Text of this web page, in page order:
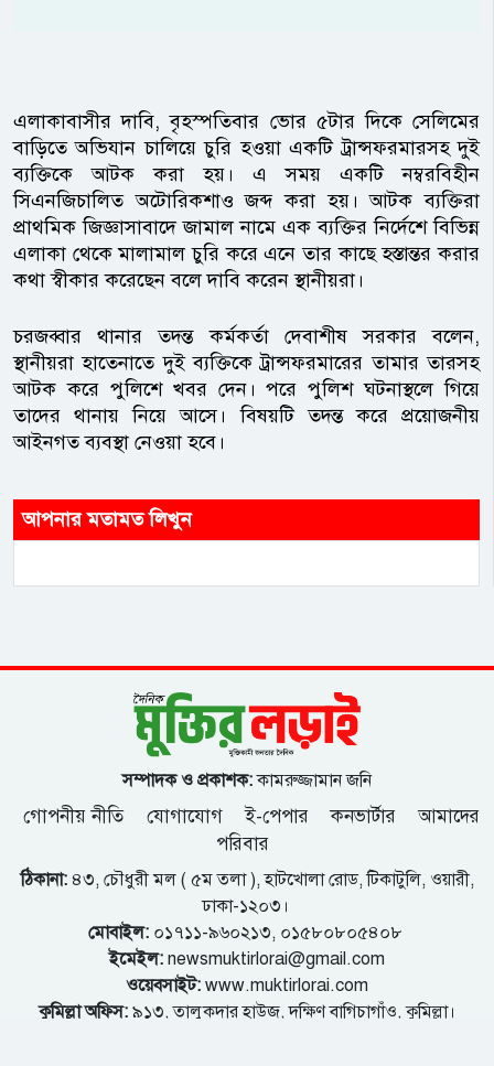
এলাকাবাসীর দাবি, বৃহস্পতিবার ভোর ৫টার দিকে সেলিমের
বাড়িতে অভিযান চালিয়ে চুরি হওয়া একটি ট্রান্সফরমারসহ দুই
ব্যক্তিকে আটক করা হয়। এ সময় একটি নম্বরবিহীন
সিএনজিচালিত অটোরিকশাও জব্দ করা হয়। আটক ব্যক্তিরা
প্রাথমিক জিজ্ঞাসাবাদে জামাল নামে এক ব্যক্তির নির্দেশে বিভিন্ন
এলাকা থেকে মালামাল চুরি করে এনে তার কাছে হস্তান্তর করার
কথা স্বীকার করেছেন বলে দাবি করেন স্থানীয়রা।
চরজব্বার থানার তদন্ত কর্মকর্তা দেবাশীষ সরকার বলেন,
স্থানীয়রা হাতেনাতে দুই ব্যক্তিকে ট্রান্সফরমারের তামার তারসহ
আটক করে পুলিশে খবর দেন। পরে পুলিশ ঘটনাস্থলে গিয়ে
তাদের থানায় নিয়ে আসে। বিষয়টি তদন্ত করে প্রয়োজনীয়
আইনগত ব্যবস্থা নেওয়া হবে।
আপনার মতামত লিখুন
সম্পাদক ও প্রকাশক:কামরুজ্জামান জনি
গোপনীয় নীতি যোগাযোগ ই-পেপার কনভার্টার
আমাদের
পরিবার
ঠিকানা:৪৩, চৌধুরী মল ( ৫ম তলা ), হাটখোলা রোড, টিকাটুলি, ওয়ারী,
ঢাকা-১২০৩।
মোবাইল:০১৭১১-৯৬০২১৩, ০১৫৮০৮০৫৪০৮
ইমেইল: newsmuktirlorai@gmail.com
ওয়েবসাইট: www.muktirlorai.com
কুমিল্লা অফিস: ৯১৩, তালুকদার হাউজ, দক্ষিণ বাগিচাগাঁও, কুমিল্লা।